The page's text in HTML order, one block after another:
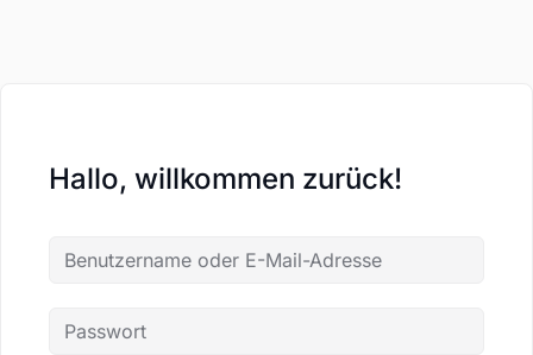
Hallo, willkommen zurück!